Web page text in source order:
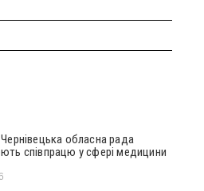
обласна рада
співпрацю у сфері медицини